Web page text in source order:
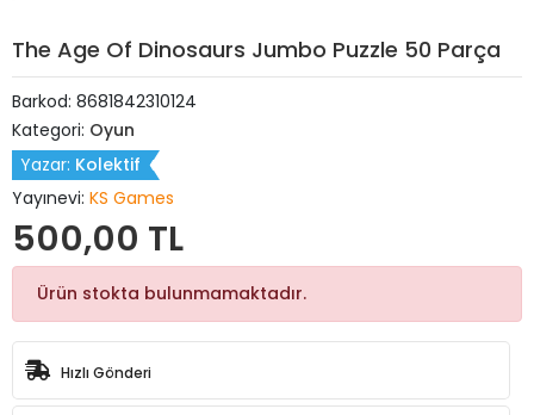
The Age Of Dinosaurs Jumbo Puzzle 50 Parça
Barkod: 8681842310124
Kategori: Oyun
Yazar: Kolektif
Yayınevi: KS Games
500,00 TL
Ürün stokta bulunmamaktadır.
Hızlı Gönderi